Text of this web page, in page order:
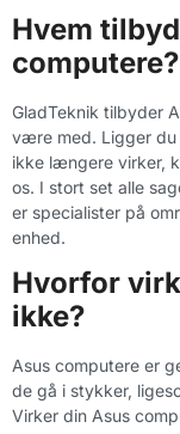
Hvem
computere?
GladTeknik tilbyder
være med. Ligger du
ikke længere virker,
os. I stort set alle
er specialister på
enhed.
Hvorfor
ikke?
Asus computere er
de gå i stykker,
Virker din Asus